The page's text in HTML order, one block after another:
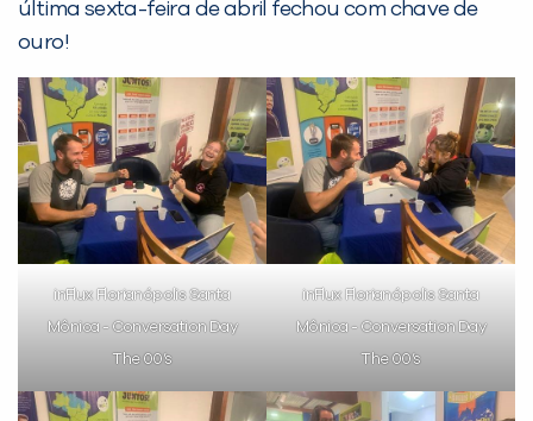
última sexta-feira de abril fechou com chave de
ouro!
inFlux Florianópolis Santa
Mônica - Conversation Day
The 00’s
inFlux Florianópolis Santa
Mônica - Conversation Day
The 00’s
já vamos te colocar em contato
com a
Você é aluno inFlux?